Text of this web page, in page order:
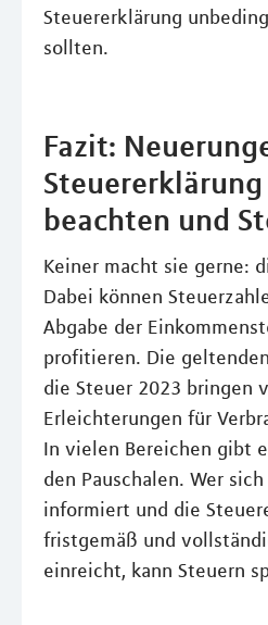
Steuererklärung
sollten.
Fazit:
beachten und
Keiner macht sie gerne:
Dabei können
Abgabe der
profitieren. Die
die Steuer 2023 bringen
Erleichterungen für
In vielen Bereichen gibt
den Pauschalen. Wer
informiert und die
fristgemäß und
einreicht, kann Steuern